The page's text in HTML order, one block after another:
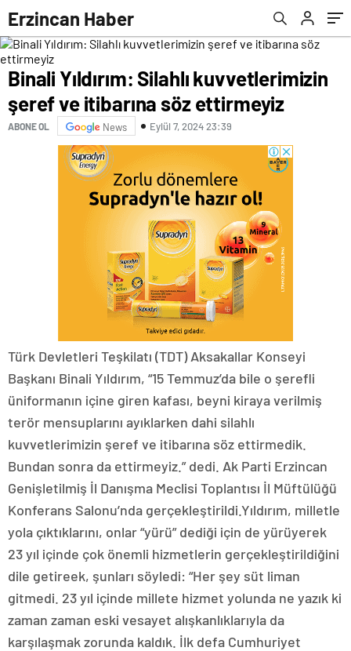
Erzincan Haber
Binali Yıldırım: Silahlı kuvvetlerimizin
şeref ve itibarına söz ettirmeyiz
ABONE OL News Eylül 7, 2024 23:39
Türk Devletleri Teşkilatı (TDT) Aksakallar Konseyi
Başkanı Binali Yıldırım, “15 Temmuz’da bile o şerefli
üniformanın içine giren kafası, beyni kiraya verilmiş
terör mensuplarını ayıklarken dahi silahlı
kuvvetlerimizin şeref ve itibarına söz ettirmedik.
Bundan sonra da ettirmeyiz.” dedi. Ak Parti Erzincan
Genişletilmiş İl Danışma Meclisi Toplantısı İl Müftülüğü
Konferans Salonu’nda gerçekleştirildi.Yıldırım, milletle
yola çıktıklarını, onlar “yürü” dediği için de yürüyerek
23 yıl içinde çok önemli hizmetlerin gerçekleştirildiğini
dile getireek, şunları söyledi: “Her şey süt liman
gitmedi. 23 yıl içinde millete hizmet yolunda ne yazık ki
zaman zaman eski vesayet alışkanlıklarıyla da
karşılaşmak zorunda kaldık. İlk defa Cumhuriyet